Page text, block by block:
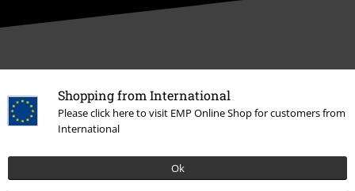
Shopping from International
Please click here to visit EMP Online Shop for customers from
International
Ok
Aujourdhui, notre Service-clients est disponible de 10:00 à 18:30.
d'informations
Démarrer le Chat